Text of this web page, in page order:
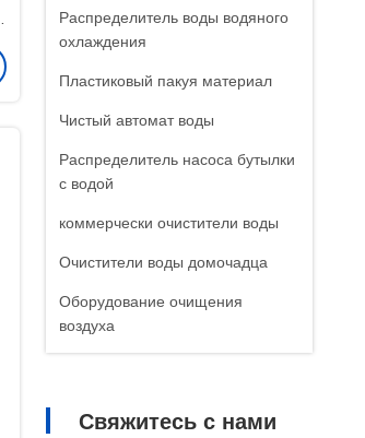
Распределитель воды водяного
охлаждения
Пластиковый пакуя материал
Чистый автомат воды
Распределитель насоса бутылки
с водой
коммерчески очистители воды
Очистители воды домочадца
Оборудование очищения
воздуха
Свяжитесь с нами